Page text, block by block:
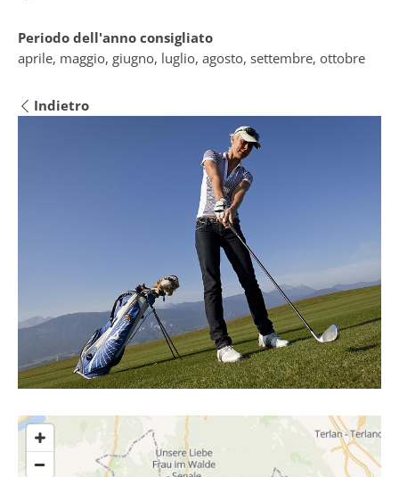
Periodo dell'anno consigliato
aprile, maggio, giugno, luglio, agosto, settembre, ottobre
Indietro